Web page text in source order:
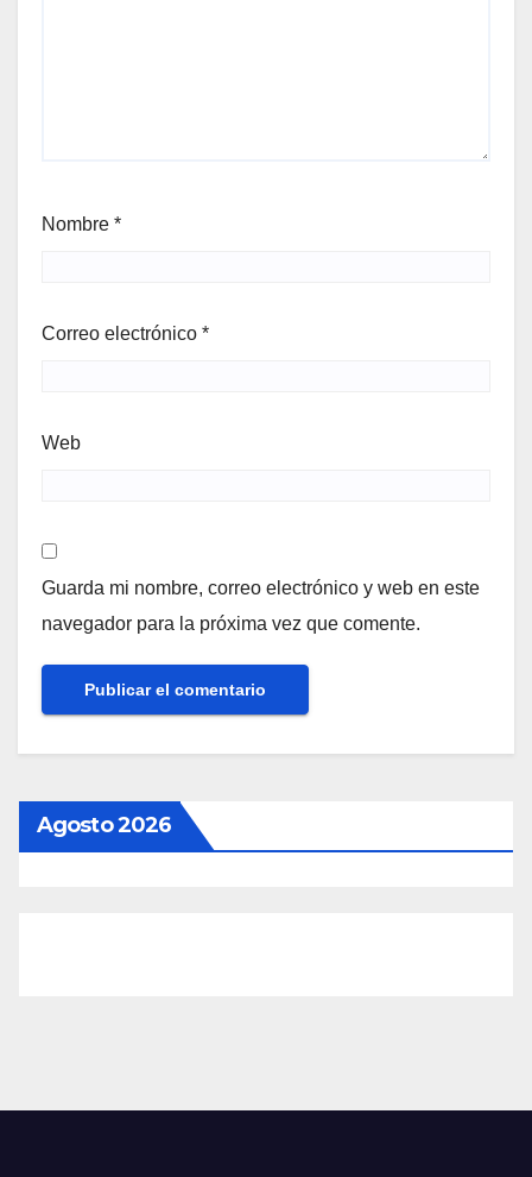
Nombre *
Correo electrónico *
Web
Guarda mi nombre, correo electrónico y web en este
navegador para la próxima vez que comente.
Agosto 2026